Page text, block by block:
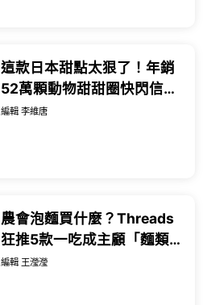
這款日本甜點太狠了！年銷
52萬顆動物甜甜圈快閃信義
A11，超萌立體熊熊躲裡面
編輯 李維唐
農會泡麵買什麼？Threads
狂推5款一吃成主顧「麵類
美食」，美人腿泡麵連名廚
編輯 王瀅瀅